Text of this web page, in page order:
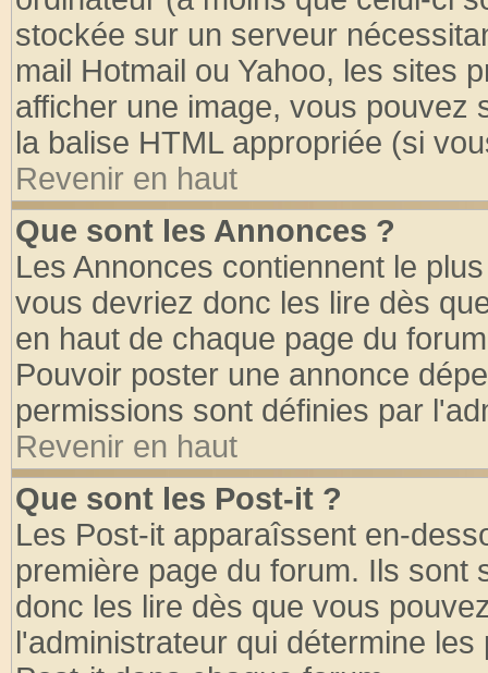
stockée sur un serveur
mail Hotmail ou Yahoo, les sites
afficher une image, vous pouvez
la balise HTML appropriée (si
Revenir en haut
Que sont les Annonces ?
Les Annonces contiennent le
vous devriez donc les lire dès
en haut de chaque page du
Pouvoir poster une annonce
permissions sont définies par
Revenir en haut
Que sont les Post-it ?
Les Post-it apparaîssent en-
première page du forum. Ils
donc les lire dès que vous
l'administrateur qui détermine